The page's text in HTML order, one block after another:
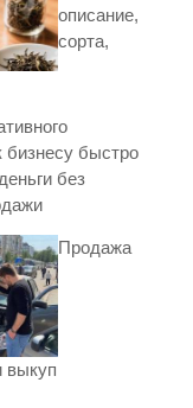
описание,
сорта,
бизнесу быстро
без
Продажа
выкуп